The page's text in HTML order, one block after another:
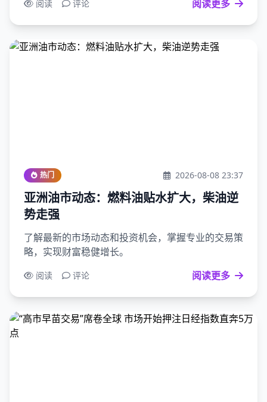
阅读 评论 阅读更多
热门 2026-08-08 23:37
亚洲油市动态：燃料油贴水扩大，柴油逆
势走强
了解最新的市场动态和投资机会，掌握专业的交易策
略，实现财富稳健增长。
阅读 评论 阅读更多